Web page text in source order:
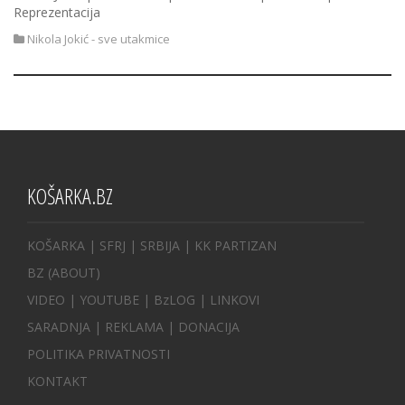
Reprezentacija
Nikola Jokić - sve utakmice
KOŠARKA.BZ
KOŠARKA | SFRJ | SRBIJA | KK PARTIZAN
BZ (ABOUT)
VIDEO | YOUTUBE | BzLOG | LINKOVI
SARADNJA | REKLAMA | DONACIJA
POLITIKA PRIVATNOSTI
KONTAKT